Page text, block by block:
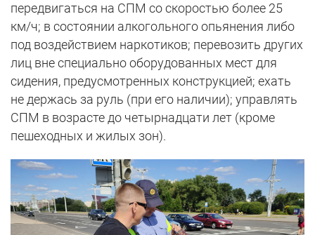
передвигаться на СПМ со скоростью более 25
км/ч; в состоянии алкогольного опьянения либо
под воздействием наркотиков; перевозить других
лиц вне специально оборудованных мест для
сидения, предусмотренных конструкцией; ехать
не держась за руль (при его наличии); управлять
СПМ в возрасте до четырнадцати лет (кроме
пешеходных и жилых зон).